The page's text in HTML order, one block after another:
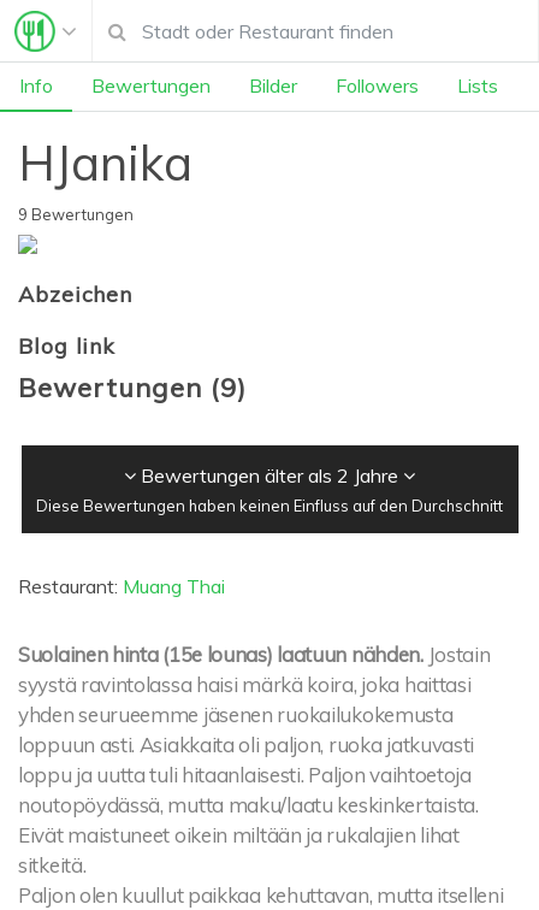
Info Bewertungen Bilder Followers Lists
HJanika
9 Bewertungen
Abzeichen
Blog link
Bewertungen (9)
Bewertungen älter als 2 Jahre
Diese Bewertungen haben keinen Einfluss auf den Durchschnitt
Restaurant: Muang Thai
Suolainen hinta (15e lounas) laatuun nähden. Jostain
syystä ravintolassa haisi märkä koira, joka haittasi
yhden seurueemme jäsenen ruokailukokemusta
loppuun asti. Asiakkaita oli paljon, ruoka jatkuvasti
loppu ja uutta tuli hitaanlaisesti. Paljon vaihtoetoja
noutopöydässä, mutta maku/laatu keskinkertaista.
Eivät maistuneet oikein miltään ja rukalajien lihat
sitkeitä.
Paljon olen kuullut paikkaa kehuttavan, mutta itselleni